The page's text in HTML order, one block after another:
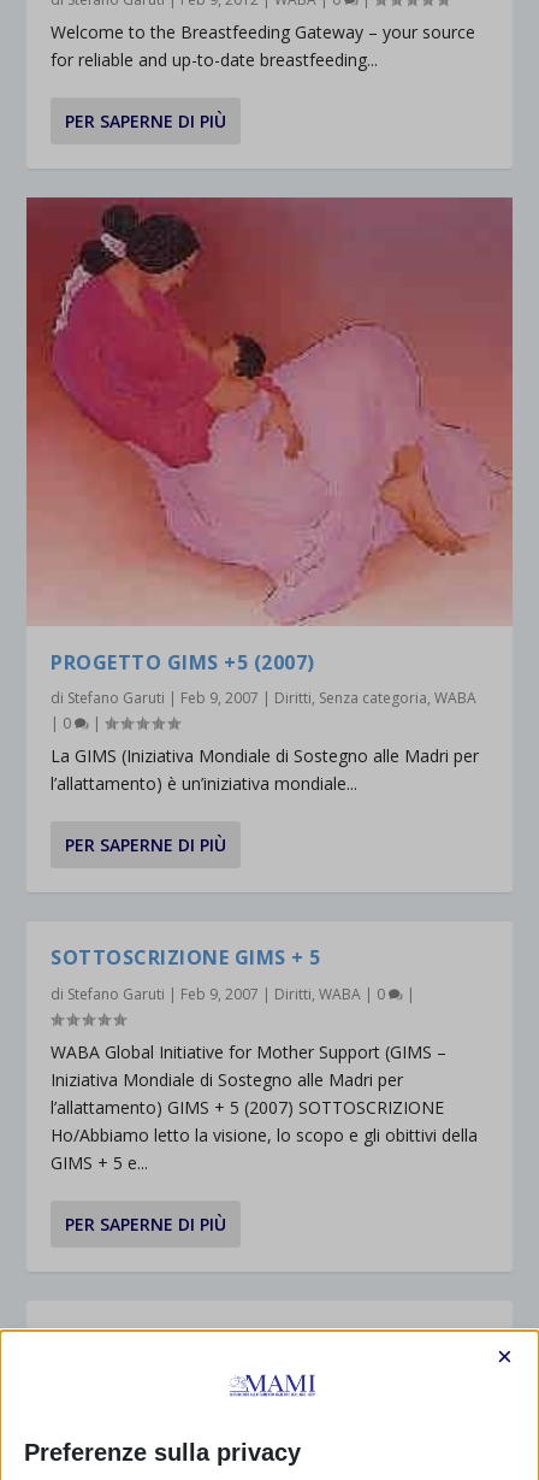
Welcome to the Breastfeeding Gateway – your source
for reliable and up-to-date breastfeeding...
PER SAPERNE DI PIÙ
PROGETTO GIMS +5 (2007)
di Stefano Garuti | Feb 9, 2007 | Diritti, Senza categoria,WABA
| 0 |
La GIMS (Iniziativa Mondiale di Sostegno alle Madri per
l’allattamento) è un’iniziativa mondiale...
PER SAPERNE DI PIÙ
SOTTOSCRIZIONE GIMS + 5
di Stefano Garuti | Feb 9, 2007 | Diritti,WABA | 0 |
WABA Global Initiative for Mother Support (GIMS –
Iniziativa Mondiale di Sostegno alle Madri per
l’allattamento) GIMS + 5 (2007) SOTTOSCRIZIONE
Ho/Abbiamo letto la visione, lo scopo e gli obittivi della
GIMS + 5 e...
PER SAPERNE DI PIÙ
QUESTIONARIO MAMI
Feb 9, 2005 |Diritti,
Preferenze sulla privacy
×